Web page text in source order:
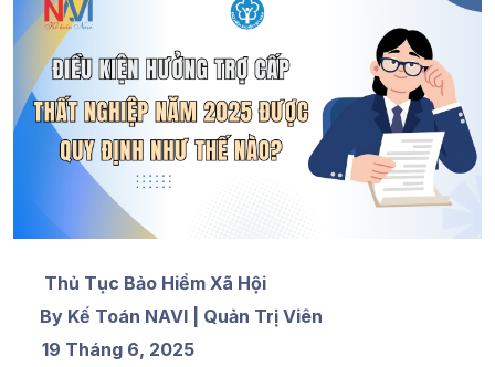
Thủ Tục Bảo Hiểm Xã Hội
By Kế Toán NAVI | Quản Trị Viên
19 Tháng 6, 2025